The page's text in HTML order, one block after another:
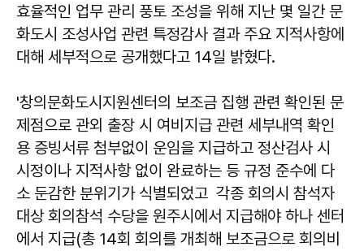
효율적인 업무 관리 풍토 조성을 위해 지난 몇 일간 문
화도시 조성사업 관련 특정감사 결과 주요 지적사항에
대해 세부적으로 공개했다고 14일 밝혔다.
'창의문화도시지원센터의 보조금 집행 관련 확인된 문
제점으로 관외 출장 시 여비지급 관련 세부내역 확인
용 증빙서류 첨부없이 운임을 지급하고 정산검사 시
시정이나 지적사항 없이 완료하는 등 규정 준수에 다
소 둔감한 분위기가 식별되었고 각종 회의시 참석자
대상 회의참석 수당을 원주시에서 지급해야 하나 센터
에서 지급(총 14회 회의를 개최해 보조금으로 회의비